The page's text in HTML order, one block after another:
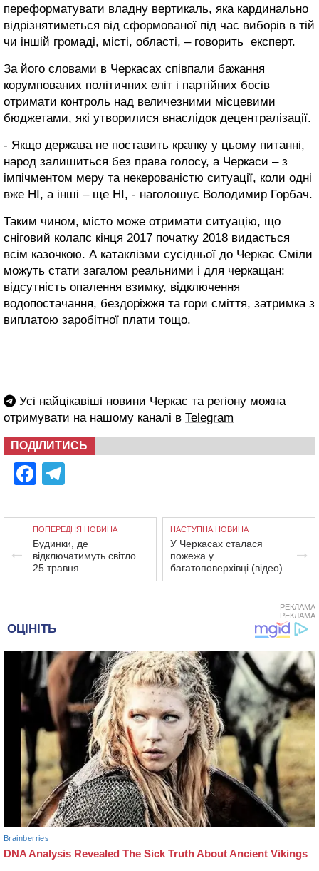
переформатувати владну вертикаль, яка кардинально
відрізнятиметься від сформованої під час виборів в тій
чи іншій громаді, місті, області, – говорить експерт.
За його словами в Черкасах співпали бажання
корумпованих політичних еліт і партійних босів
отримати контроль над величезними місцевими
бюджетами, які утворилися внаслідок децентралізації.
- Якщо держава не поставить крапку у цьому питанні,
народ залишиться без права голосу, а Черкаси – з
імпічментом меру та некерованістю ситуації, коли одні
вже НІ, а інші – ще НІ, - наголошує Володимир Горбач.
Таким чином, місто може отримати ситуацію, що
сніговий колапс кінця 2017 початку 2018 видасться
всім казочкою. А катаклізми сусідньої до Черкас Сміли
можуть стати загалом реальними і для черкащан:
відсутність опалення взимку, відключення
водопостачання, бездоріжжя та гори сміття, затримка з
виплатою заробітної плати тощо.
Усі найцікавіші новини Черкас та регіону можна
отримувати на нашому каналі в Telegram
ПОДІЛИТИСЬ
Facebook
ПОПЕРЕДНЯ НОВИНА
Будинки, де
відключатимуть світло
25 травня
НАСТУПНА НОВИНА
У Черкасах сталася
пожежа у
багатоповерхівці (відео)
РЕКЛАМА
РЕКЛАМА